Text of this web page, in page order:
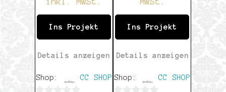
Ins Projekt
Details anzeigen
Shop: CC SHOP
Ins Projekt
Details anzeigen
Shop: CC SHOP